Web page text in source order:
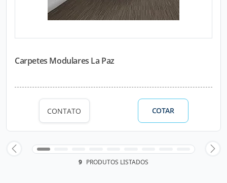
Carpetes Modulares La Paz
CONTATO COTAR
9 PRODUTOS LISTADOS